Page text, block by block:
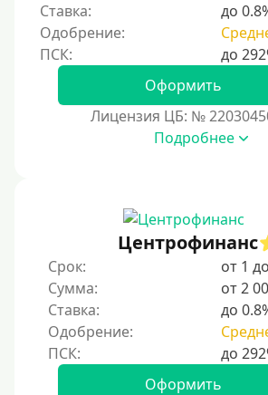
Ставка:
до
Одобрение:
Оформить
Лицензия ЦБ: №
Подробнее
Центрофинанс
Срок:
от 1
Сумма:
от 2
Ставка:
до
Одобрение:
Оформить